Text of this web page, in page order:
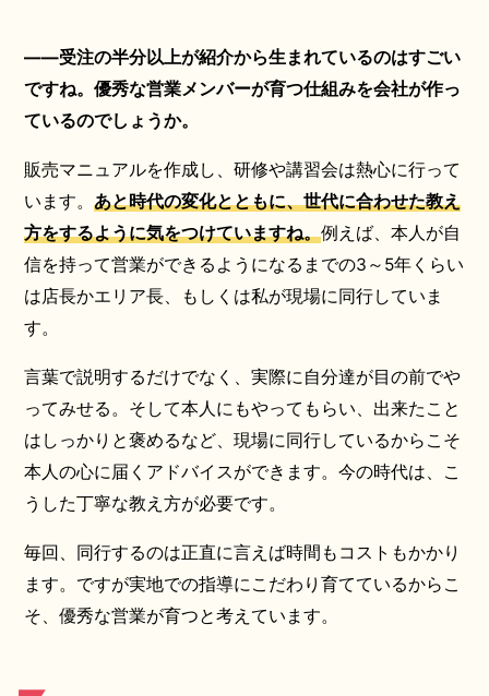
――受注の半分以上が紹介から生まれているのはすごい
ですね。優秀な営業メンバーが育つ仕組みを会社が作っ
ているのでしょうか。
販売マニュアルを作成し、研修や講習会は熱心に行って
います。 あと時代の変化とともに、世代に合わせた教え
方をするように気をつけていますね。例えば、本人が自
信を持って営業ができるようになるまでの3～5年くらい
は店長かエリア長、もしくは私が現場に同行していま
す。
言葉で説明するだけでなく、実際に自分達が目の前でや
ってみせる。そして本人にもやってもらい、出来たこと
はしっかりと褒めるなど、現場に同行しているからこそ
本人の心に届くアドバイスができます。今の時代は、こ
うした丁寧な教え方が必要です。
毎回、同行するのは正直に言えば時間もコストもかかり
ます。ですが実地での指導にこだわり育てているからこ
そ、優秀な営業が育つと考えています。